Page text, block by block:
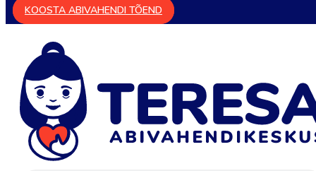
KOOSTA ABIVAHENDI TÕEND